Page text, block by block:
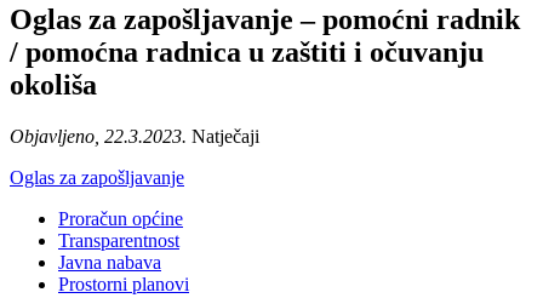
Oglas za zapošljavanje – pomoćni radnik
/ pomoćna radnica u zaštiti i očuvanju
okoliša
Objavljeno, 22.3.2023. Natječaji
Oglas za zapošljavanje
Proračun općine
Transparentnost
Javna nabava
Prostorni planovi